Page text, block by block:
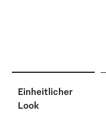
Einheitlicher
Look